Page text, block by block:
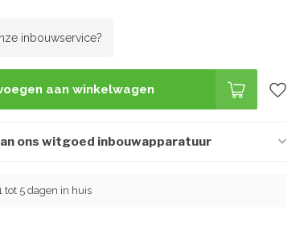
inbouwservice?
aan winkelwagen
ons witgoed inbouwapparatuur
tot 5 dagen in huis